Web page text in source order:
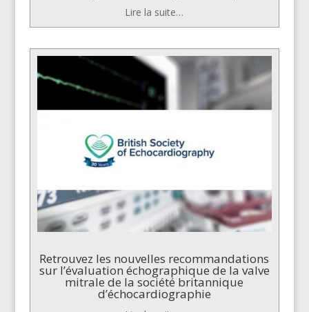
Lire la suite…
Retrouvez les nouvelles recommandations
sur l’évaluation échographique de la valve
mitrale de la société britannique
d’échocardiographie